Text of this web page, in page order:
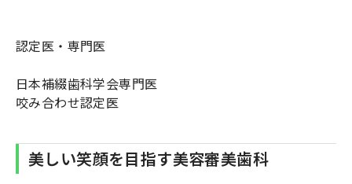
認定医・専門医
日本補綴歯科学会専門医
咬み合わせ認定医
美しい笑顔を目指す美容審美歯科